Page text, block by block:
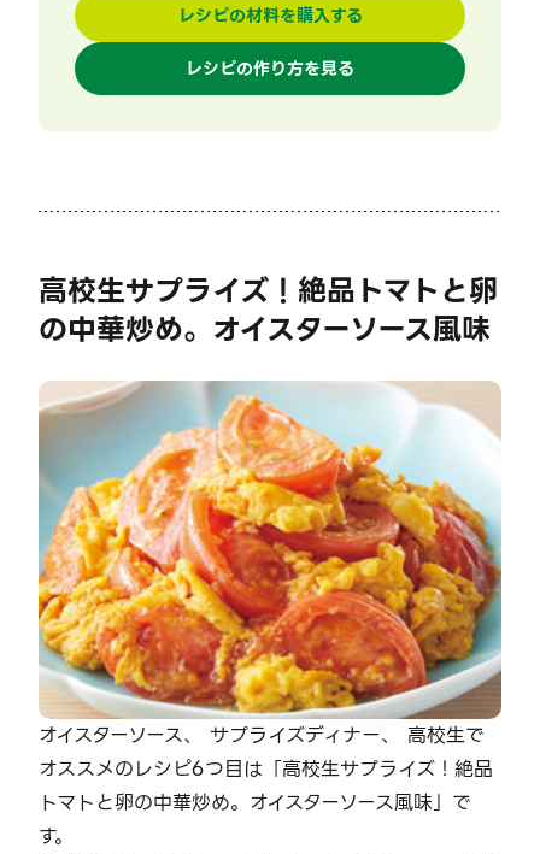
レシピの材料を購入する
レシピの作り方を見る
高校生サプライズ！絶品トマトと卵
の中華炒め。オイスターソース風味
オイスターソース、 サプライズディナー、 高校生で
オススメのレシピ6つ目は「高校生サプライズ！絶品
トマトと卵の中華炒め。オイスターソース風味」で
す。